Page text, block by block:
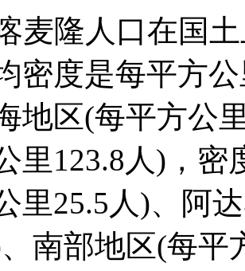
麦隆人口在国
密度是每平方
地区(每平方公
里123.8人)，密
里25.5人)、阿
南部地区(每平